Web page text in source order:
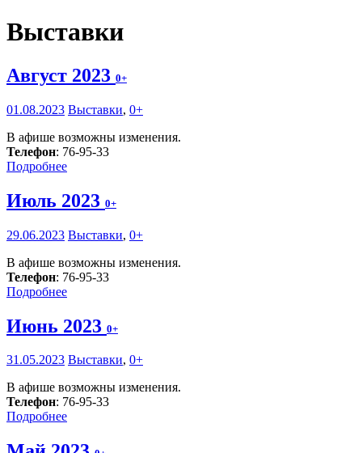
Выставки
Август 2023 0+
01.08.2023 Выставки, 0+
В афише возможны изменения.
Телефон: 76-95-33
Подробнее
Июль 2023 0+
29.06.2023 Выставки, 0+
В афише возможны изменения.
Телефон: 76-95-33
Подробнее
Июнь 2023 0+
31.05.2023 Выставки, 0+
В афише возможны изменения.
Телефон: 76-95-33
Подробнее